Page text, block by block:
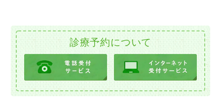
診療予約について